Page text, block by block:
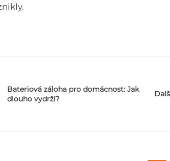
Bateriová záloha pro domácnost: Jak
dlouho vydrží?